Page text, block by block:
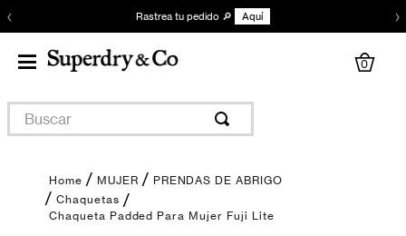
‹ Rastrea tu pedido 🔎 Aquí ›
0
Buscar
MUJER
PRENDAS DE ABRIGO
Chaquetas
Chaqueta Padded Para Mujer Fuji Lite